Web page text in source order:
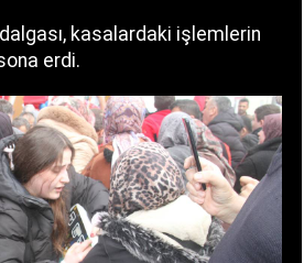
kasalardaki işlemlerin
erdi.